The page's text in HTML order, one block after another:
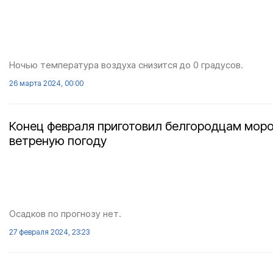
Ночью температура воздуха снизится до 0 градусов.
26 марта 2024, 00:00
Конец февраля приготовил белгородцам
ветреную погоду
Осадков по прогнозу нет.
27 февраля 2024, 23:23